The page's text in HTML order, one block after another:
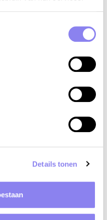
Details tonen
er genoeg te beleven.